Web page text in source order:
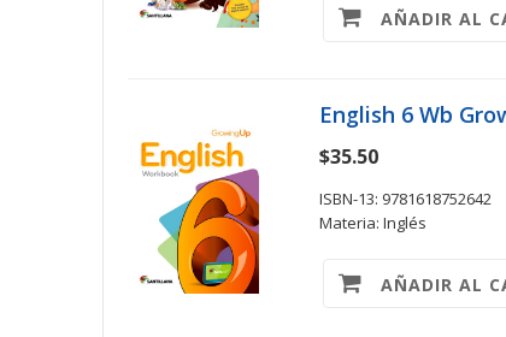
AÑADIR AL
English 6 Wb
$35.50
ISBN-13: 9781618752642
Materia: Inglés
AÑADIR AL